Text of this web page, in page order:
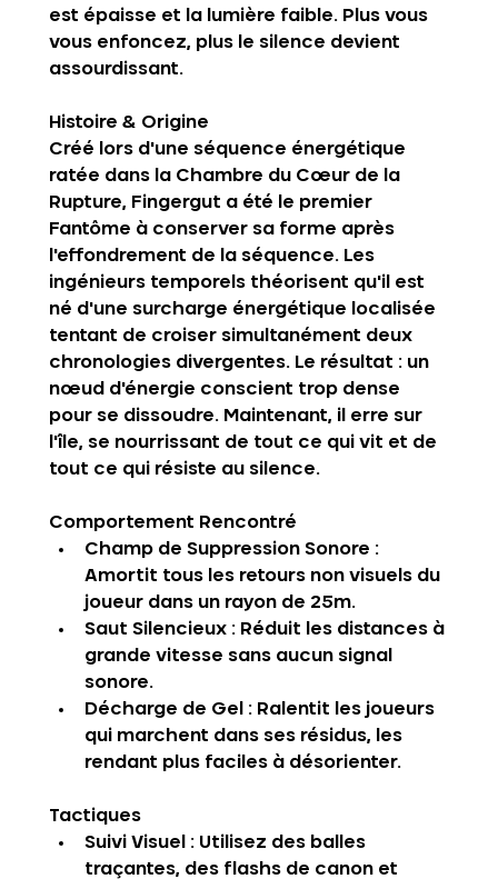
est épaisse et la lumière faible. Plus vous
vous enfoncez, plus le silence devient
assourdissant.
Histoire & Origine‍
Créé lors d'une séquence énergétique
ratée dans la Chambre du Cœur de la
Rupture, Fingergut a été le premier
Fantôme à conserver sa forme après
l'effondrement de la séquence. Les
ingénieurs temporels théorisent qu'il est
né d'une surcharge énergétique localisée
tentant de croiser simultanément deux
chronologies divergentes. Le résultat : un
nœud d'énergie conscient trop dense
pour se dissoudre. Maintenant, il erre sur
l'île, se nourrissant de tout ce qui vit et de
tout ce qui résiste au silence.
Comportement Rencontré
Champ de Suppression Sonore :
Amortit tous les retours non visuels du
joueur dans un rayon de 25m.
Saut Silencieux : Réduit les distances à
grande vitesse sans aucun signal
sonore.
Décharge de Gel
: Ralentit les joueurs
qui marchent dans ses résidus, les
rendant plus faciles à désorienter.
Tactiques
Suivi Visuel
: Utilisez des balles
traçantes, des flashs de canon et